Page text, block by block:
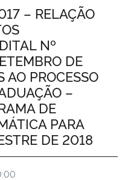
e Comunicações
– RELAÇÃO
Nº
DE
AO PROCESSO
–
DE
PARA
DE 2018